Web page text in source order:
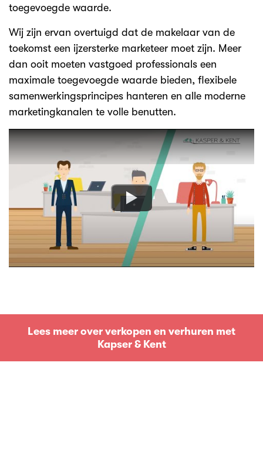
toegevoegde waarde.
Wij zijn ervan overtuigd dat de makelaar van de
toekomst een ijzersterke marketeer moet zijn. Meer
dan ooit moeten vastgoed professionals een
maximale toegevoegde waarde bieden, flexibele
samenwerkingsprincipes hanteren en alle moderne
marketingkanalen te volle benutten.
Lees meer over verkopen en verhuren met
Kapser & Kent